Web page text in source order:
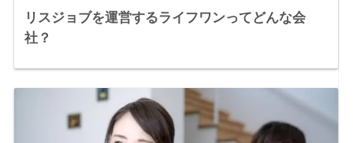
リスジョブを運営するライフワンってどんな会
社？